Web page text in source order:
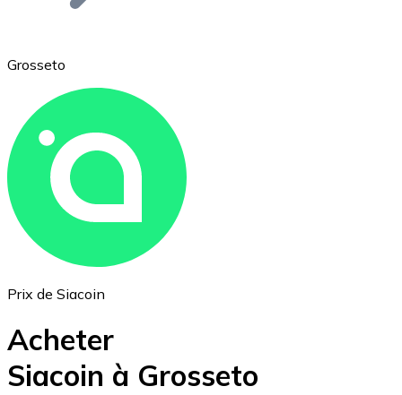
Ethereum
ETH
Grosseto
Prix de Siacoin
Acheter
Siacoin à Grosseto